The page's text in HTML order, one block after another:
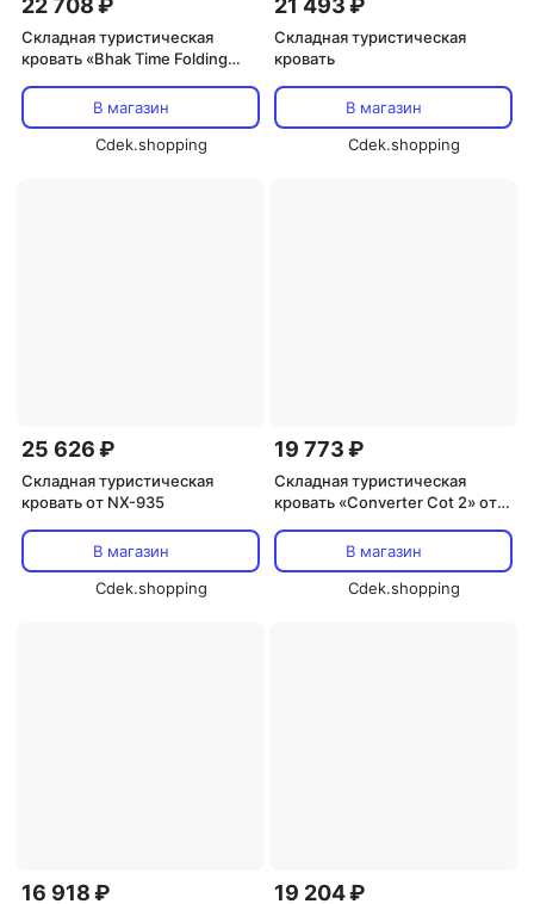
22 708 ₽
Складная туристическая
кровать «Bhak Time Folding
В магазин
Cdek.shopping
21 493 ₽
Складная туристическая
кровать
В магазин
Cdek.shopping
25 626 ₽
Складная туристическая
кровать от NX-935
В магазин
Cdek.shopping
19 773 ₽
Складная туристическая
кровать «Converter Cot 2» от
В магазин
Cdek.shopping
16 918 ₽ 19 204 ₽